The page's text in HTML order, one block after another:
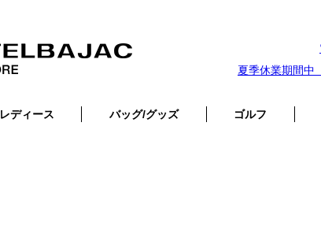
夏季休業期間中
レディース バッグ/グッズ ゴルフ